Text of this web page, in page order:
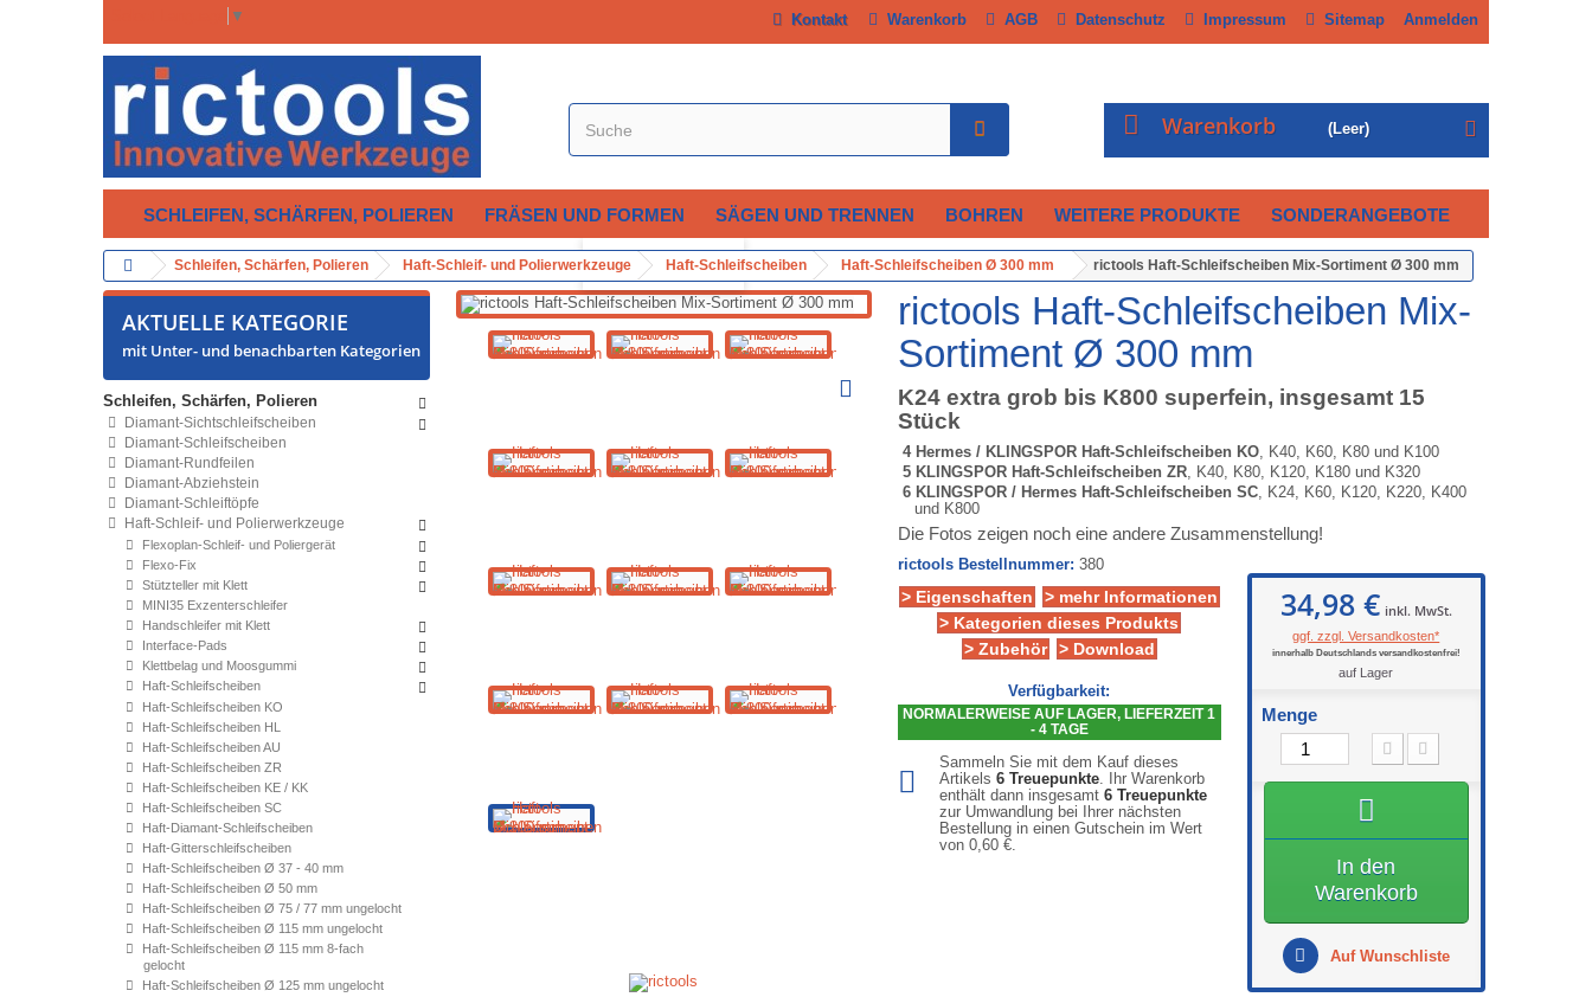
Anmelden
▼ Sitemap
Impressum
Datenschutz
AGB
Warenkorb
Kontakt
Warenkorb (Leer)
SCHLEIFEN, SCHÄRFEN, POLIEREN FRÄSEN UND FORMEN SÄGEN UND TRENNEN BOHREN WEITERE PRODUKTE SONDERANGEBOTE
Schleifen, Schärfen, Polieren Haft-Schleif- und Polierwerkzeuge Haft-Schleifscheiben Haft-Schleifscheiben Ø 300 mm rictools Haft-Schleifscheiben Mix-Sortiment Ø 300 mm
AKTUELLE KATEGORIE
mit Unter- und benachbarten Kategorien
Schleifen, Schärfen, Polieren
Diamant-Sichtschleifscheiben
Diamant-Schleifscheiben
Diamant-Rundfeilen
Diamant-Abziehstein
Diamant-Schleiftöpfe
Haft-Schleif- und Polierwerkzeuge
Flexoplan-Schleif- und Poliergerät
Flexo-Fix
Stützteller mit Klett
MINI35 Exzenterschleifer
Handschleifer mit Klett
Interface-Pads
Klettbelag und Moosgummi
Haft-Schleifscheiben
Haft-Schleifscheiben KO
Haft-Schleifscheiben HL
Haft-Schleifscheiben AU
Haft-Schleifscheiben ZR
Haft-Schleifscheiben KE / KK
Haft-Schleifscheiben SC
Haft-Diamant-Schleifscheiben
Haft-Gitterschleifscheiben
Haft-Schleifscheiben Ø 37 - 40 mm
Haft-Schleifscheiben Ø 50 mm
Haft-Schleifscheiben Ø 75 / 77 mm ungelocht
Haft-Schleifscheiben Ø 115 mm ungelocht
Haft-Schleifscheiben Ø 115 mm 8-fach
gelocht
Haft-Schleifscheiben Ø 125 mm ungelocht
Vergrößern
rictools Haft-Schleifscheiben Mix-
Sortiment Ø 300 mm
K24 extra grob bis K800 superfein, insgesamt 15
Stück
4 Hermes / KLINGSPOR Haft-Schleifscheiben KO, K40, K60, K80 und K100
5 KLINGSPOR Haft-Schleifscheiben ZR, K40, K80, K120, K180 und K320
6 KLINGSPOR / Hermes Haft-Schleifscheiben SC, K24, K60, K120, K220, K400
und K800
Die Fotos zeigen noch eine andere Zusammenstellung!
rictools Bestellnummer: 380
> Eigenschaften
> mehr Informationen
> Kategorien dieses Produkts
> Zubehör
> Download
Verfügbarkeit:
NORMALERWEISE AUF LAGER, LIEFERZEIT 1
- 4 TAGE
Sammeln Sie mit dem Kauf dieses
Artikels 6Treuepunkte. Ihr Warenkorb
enthält dann insgesamt 6Treuepunkte
zur Umwandlung bei Ihrer nächsten
Bestellung in einen Gutschein im Wert
von 0,60 €.
34,98 € inkl. MwSt.
ggf. zzgl. Versandkosten*
innerhalb Deutschlands versandkostenfrei!
auf Lager
Menge
In den
Warenkorb
Auf Wunschliste